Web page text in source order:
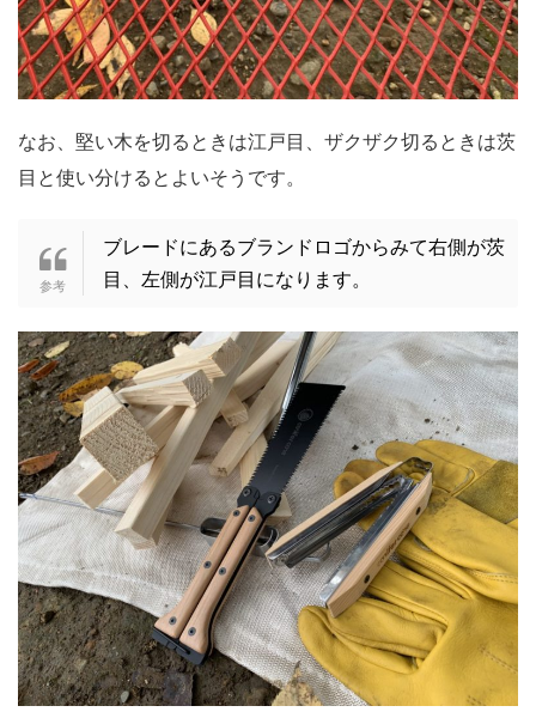
なお、堅い木を切るときは江戸目、ザクザク切るときは茨
目と使い分けるとよいそうです。
ブレードにあるブランドロゴからみて右側が茨
目、左側が江戸目になります。